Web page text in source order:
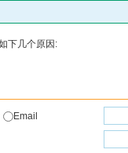
下几个原因:
Email